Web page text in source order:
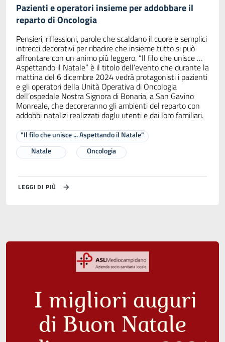
Pazienti e operatori insieme per addobbare il
reparto di Oncologia
Pensieri, riflessioni, parole che scaldano il cuore e semplici
intrecci decorativi per ribadire che insieme tutto si può
affrontare con un animo più leggero. “Il filo che unisce …
Aspettando il Natale” è il titolo dell’evento che durante la
mattina del 6 dicembre 2024 vedrà protagonisti i pazienti
e gli operatori della Unità Operativa di Oncologia
dell’ospedale Nostra Signora di Bonaria, a San Gavino
Monreale, che decoreranno gli ambienti del reparto con
addobbi natalizi realizzati daglu utenti e dai loro familiari.
"Il filo che unisce ... Aspettando il Natale"
Natale
Oncologia
LEGGI DI PIÙ